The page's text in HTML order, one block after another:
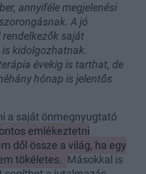
annyiféle megjelenési
A jó
saját
kidolgozhatnak.
évekig is tarthat, de
hónap is jelentős
a saját önmegnyugtató
emlékeztetni
dől össze a világ, ha egy
tökéletes. Másokkal is